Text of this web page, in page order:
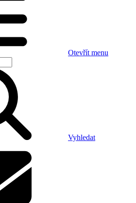
Otevřít menu
Vyhledat